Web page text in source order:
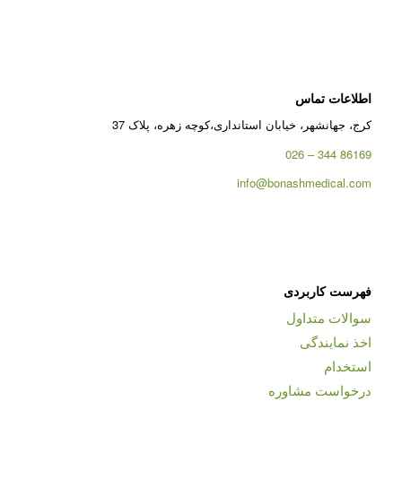
اطلاعات تماس
کرج، جهانشهر، خیابان استانداری،کوچه زهره، پلاک 37
86169 344 – 026
info@bonashmedical.com
فهرست کاربردی
سوالات متداول
اخذ نمایندگی
استخدام
درخواست مشاوره